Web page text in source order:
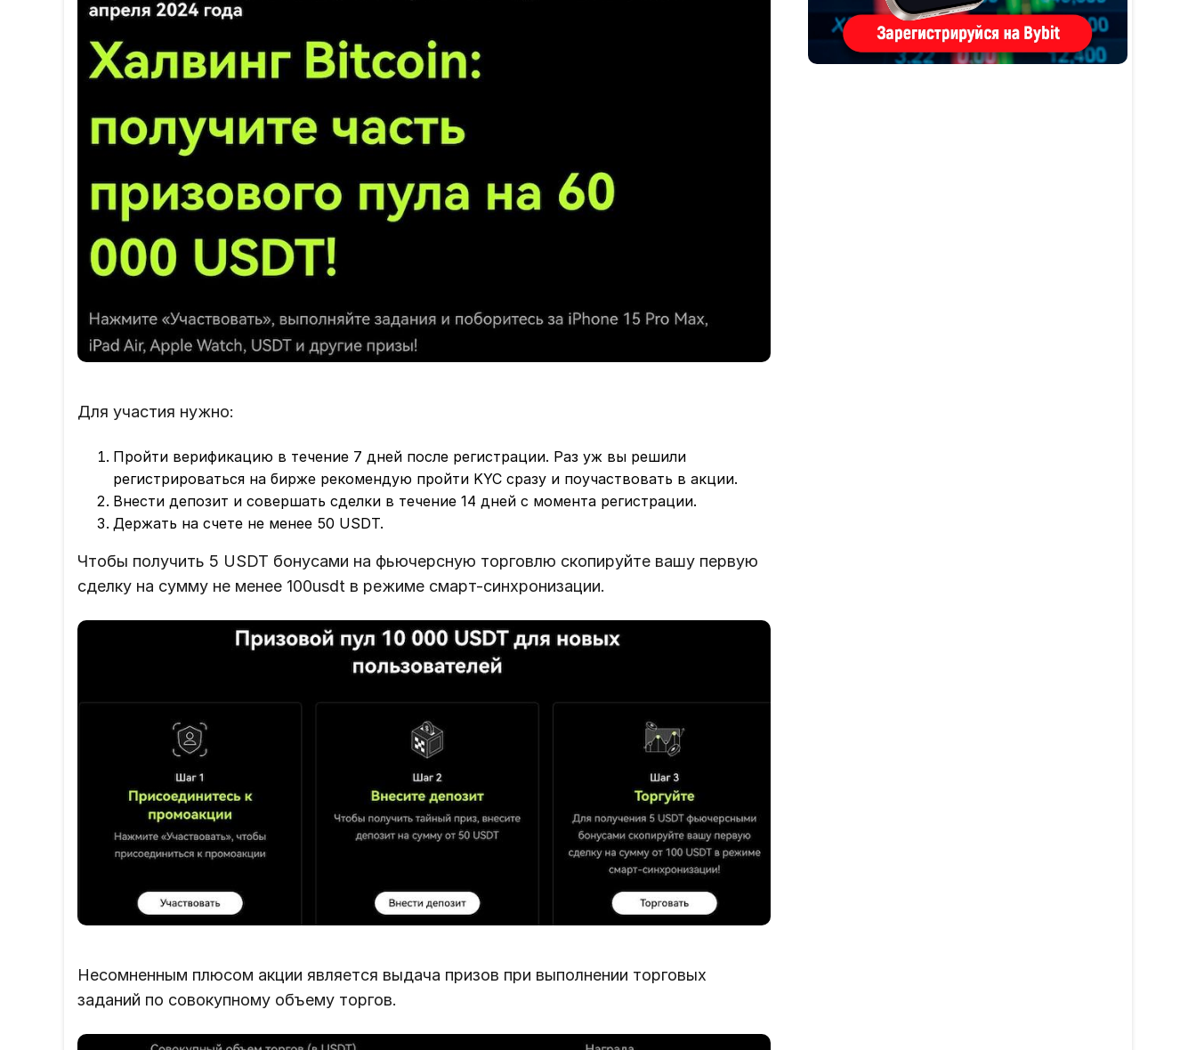
Для участия нужно:
Пройти верификацию в течение 7 дней после регистрации. Раз уж вы решили
регистрироваться на бирже рекомендую пройти KYC сразу и поучаствовать в акции.
Внести депозит и совершать сделки в течение 14 дней с момента регистрации.
Держать на счете не менее 50 USDT.
Чтобы получить 5 USDT бонусами на фьючерсную торговлю скопируйте вашу первую
сделку на сумму не менее 100usdt в режиме смарт-синхронизации.
Несомненным плюсом акции является выдача призов при выполнении торговых
заданий по совокупному объему торгов.